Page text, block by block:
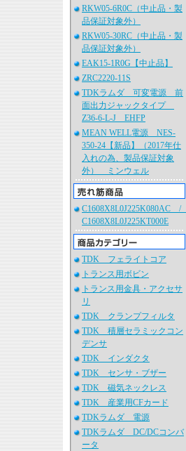
RKW05-6R0C（中止品・製
品保証対象外）
RKW05-30RC（中止品・製
品保証対象外）
EAK15-1R0G【中止品】
ZRC2220-11S
TDKラムダ 可変電源 前
面出力ジャックタイプ
Z36-6-L-J EHFP
MEAN WELL電源 NES-
350-24【新品】（2017年仕
入れの為、製品保証対象
外） ミンウェル
C1608X8L0J225K080AC /
C1608X8L0J225KT000E
TDK フェライトコア
トランス用ボビン
トランス用金具・アクセサ
リ
TDK クランプフィルタ
TDK 積層セラミックコン
デンサ
TDK インダクタ
TDK センサ・ブザー
TDK 磁気ネックレス
TDK 産業用CFカード
TDKラムダ 電源
TDKラムダ DC/DCコンバ
ータ